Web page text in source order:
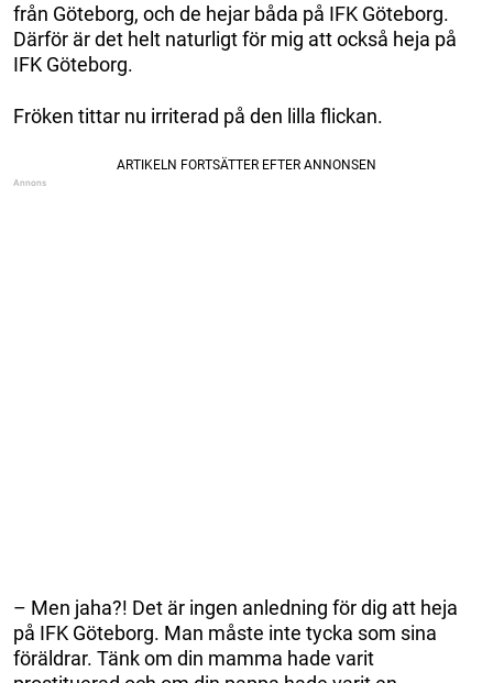
från Göteborg, och de hejar båda på IFK Göteborg.
Därför är det helt naturligt för mig att också heja på
IFK Göteborg.
Fröken tittar nu irriterad på den lilla flickan.
– Men jaha?! Det är ingen anledning för dig att heja
på IFK Göteborg. Man måste inte tycka som sina
föräldrar. Tänk om din mamma hade varit